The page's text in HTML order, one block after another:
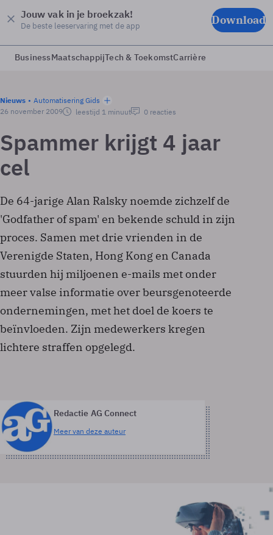
Jouw vak in je broekzak!
De beste leeservaring met de app Download
BusinessMaatschappijTech & ToekomstCarrière
Nieuws
Automatisering Gids
26 november 2009
leestijd 1 minuut 0 reacties
Spammer krijgt 4 jaar
cel
De 64-jarige Alan Ralsky noemde zichzelf de
'Godfather of spam' en bekende schuld in zijn
proces. Samen met drie vrienden in de
Verenigde Staten, Hong Kong en Canada
stuurden hij miljoenen e-mails met onder
meer valse informatie over beursgenoteerde
ondernemingen, met het doel de koers te
beïnvloeden. Zijn medewerkers kregen
lichtere straffen opgelegd.
Redactie AG Connect
Meer van deze auteur